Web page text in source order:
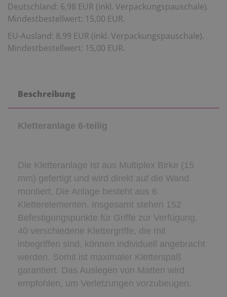
Deutschland: 6,98 EUR (inkl. Verpackungspauschale).
Mindestbestellwert: 15,00 EUR.
EU-Ausland: 8,99 EUR (inkl. Verpackungspauschale).
Mindestbestellwert: 15,00 EUR.
Beschreibung
Kletteranlage 6-teilig
Die Kletteranlage ist aus Multiplex Birke (15
mm) gefertigt und wird direkt auf die Wand
montiert. Die Anlage besteht aus 6
Kletterelementen. Insgesamt stehen 152
Befestigungspunkte für Griffe zur Verfügung.
40 verschiedene Klettergriffe, die mit
inbegriffen sind, können individuell angebracht
werden. Somit ist maximaler Kletterspaß
garantiert. Das Auslegen von Matten wird
empfohlen, um Verletzungen vorzubeugen.